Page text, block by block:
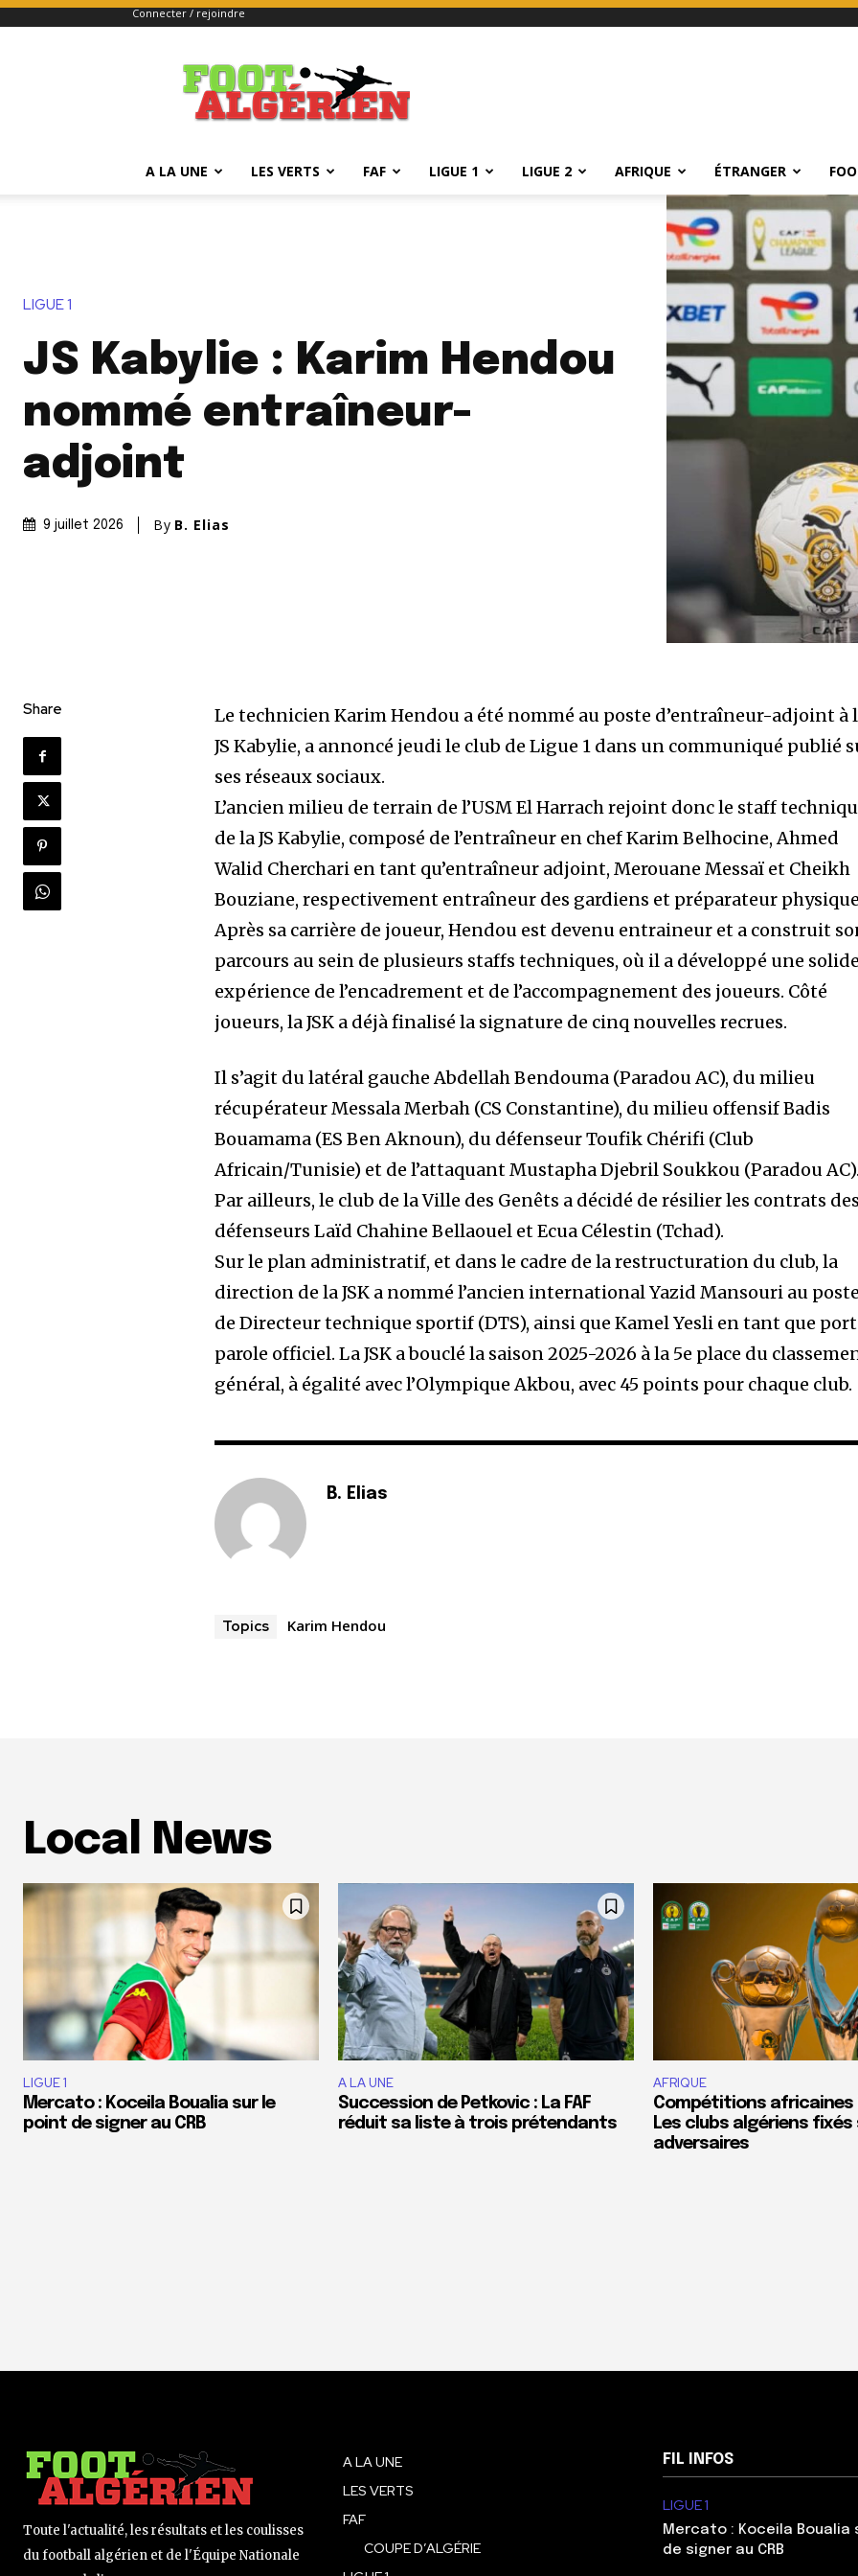
Connecter / rejoindre
FOOTALGERIEN
A LA UNE LES VERTS FAF LIGUE 1 LIGUE 2 AFRIQUE ÉTRANGER
LIGUE 1
JS Kabylie : Karim Hendou
nommé entraîneur-
adjoint
9 juillet 2026 By B. Elias
Share
Le technicien Karim Hendou a été nommé au poste d’entraîneur-adjoint à
JS Kabylie, a annoncé jeudi le club de Ligue 1 dans un communiqué publié
ses réseaux sociaux.
L’ancien milieu de terrain de l’USM El Harrach rejoint donc le staff
de la JS Kabylie, composé de l’entraîneur en chef Karim Belhocine, Ahmed
Walid Cherchari en tant qu’entraîneur adjoint, Merouane Messaï et Cheikh
Bouziane, respectivement entraîneur des gardiens et préparateur
Après sa carrière de joueur, Hendou est devenu entraineur et a construit
parcours au sein de plusieurs staffs techniques, où il a développé une solide
expérience de l’encadrement et de l’accompagnement des joueurs. Côté
joueurs, la JSK a déjà finalisé la signature de cinq nouvelles recrues.
Il s’agit du latéral gauche Abdellah Bendouma (Paradou AC), du milieu
récupérateur Messala Merbah (CS Constantine), du milieu offensif Badis
Bouamama (ES Ben Aknoun), du défenseur Toufik Chérifi (Club
Africain/Tunisie) et de l’attaquant Mustapha Djebril Soukkou (Paradou AC).
Par ailleurs, le club de la Ville des Genêts a décidé de résilier les contrats des
défenseurs Laïd Chahine Bellaouel et Ecua Célestin (Tchad).
Sur le plan administratif, et dans le cadre de la restructuration du club, la
direction de la JSK a nommé l’ancien international Yazid Mansouri au poste
de Directeur technique sportif (DTS), ainsi que Kamel Yesli en tant que
parole officiel. La JSK a bouclé la saison 2025-2026 à la 5e place du
général, à égalité avec l’Olympique Akbou, avec 45 points pour chaque club.
B. Elias
Topics Karim Hendou
Local News
LIGUE 1
Mercato : Koceila Boualia sur le
point de signer au CRB
A LA UNE
Succession de Petkovic : La FAF
réduit sa liste à trois prétendants
AFRIQUE
Compétitions africaines
Les clubs algériens fixés
adversaires
Toute l'actualité, les résultats et les coulisses
du football algérien et de l'Équipe Nationale
A LA UNE
LES VERTS
FAF
COUPE D’ALGÉRIE
FIL INFOS
LIGUE 1
Mercato : Koceila Boualia
de signer au CRB